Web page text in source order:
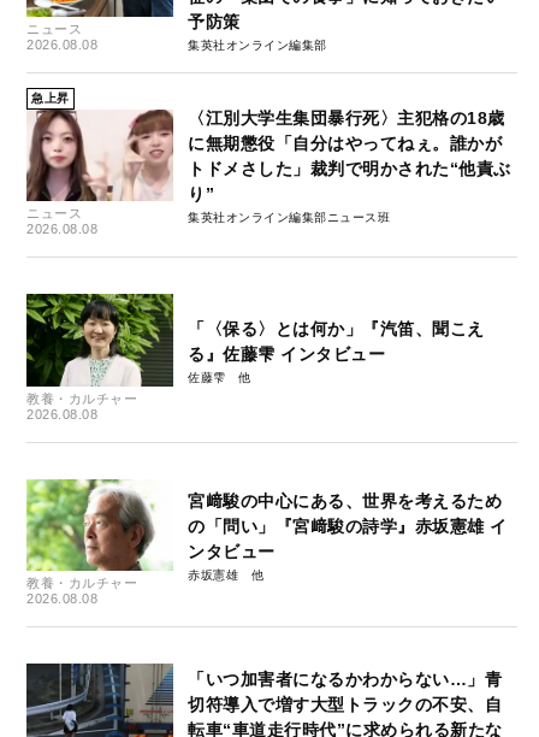
ニュース
2026.08.08
予防策
集英社オンライン編集部
急上昇
ニュース
2026.08.08
〈江別大学生集団暴行死〉主犯格の18歳
に無期懲役「自分はやってねぇ。誰かが
トドメさした」裁判で明かされた“他責ぶ
り”
集英社オンライン編集部ニュース班
教養・カルチャー
2026.08.08
「〈保る〉とは何か」『汽笛、聞こえ
る』佐藤雫 インタビュー
佐藤雫
教養・カルチャー
2026.08.08
宮﨑駿の中心にある、世界を考えるため
の「問い」『宮﨑駿の詩学』赤坂憲雄 イ
ンタビュー
赤坂憲雄
「いつ加害者になるかわからない…」青
切符導入で増す大型トラックの不安、自
転車“車道走行時代”に求められる新たな